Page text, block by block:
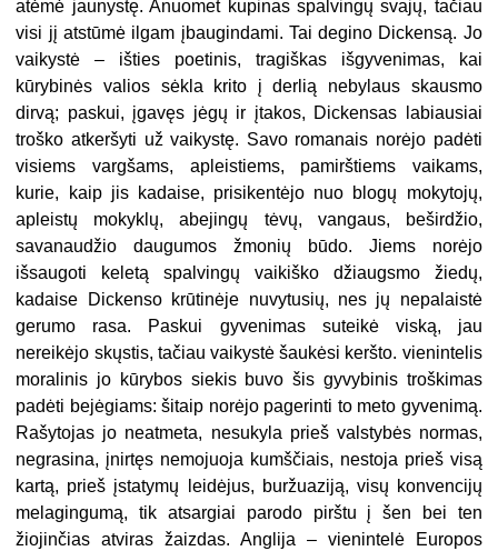
atėmė jaunystę. Anuomet kupinas spalvingų svajų, tačiau
visi jį atstūmė ilgam įbaugindami. Tai degino Dickensą. Jo
vaikystė – išties poetinis, tragiškas išgyvenimas, kai
kūrybinės valios sėkla krito į derlią nebylaus skausmo
dirvą; paskui, įgavęs jėgų ir įtakos, Dickensas labiausiai
troško atkeršyti už vaikystę. Savo romanais norėjo padėti
visiems vargšams, apleistiems, pamirštiems vaikams,
kurie, kaip jis kadaise, prisikentėjo nuo blogų mokytojų,
apleistų mokyklų, abejingų tėvų, vangaus, beširdžio,
savanaudžio daugumos žmonių būdo. Jiems norėjo
išsaugoti keletą spalvingų vaikiško džiaugsmo žiedų,
kadaise Dickenso krūtinėje nuvytusių, nes jų nepalaistė
gerumo rasa. Paskui gyvenimas suteikė viską, jau
nereikėjo skųstis, tačiau vaikystė šaukėsi keršto. vienintelis
moralinis jo kūrybos siekis buvo šis gyvybinis troškimas
padėti bejėgiams: šitaip norėjo pagerinti to meto gyvenimą.
Rašytojas jo neatmeta, nesukyla prieš valstybės normas,
negrasina, įnirtęs nemojuoja kumščiais, nestoja prieš visą
kartą, prieš įstatymų leidėjus, buržuaziją, visų konvencijų
melagingumą, tik atsargiai parodo pirštu į šen bei ten
žiojinčias atviras žaizdas. Anglija – vienintelė Europos